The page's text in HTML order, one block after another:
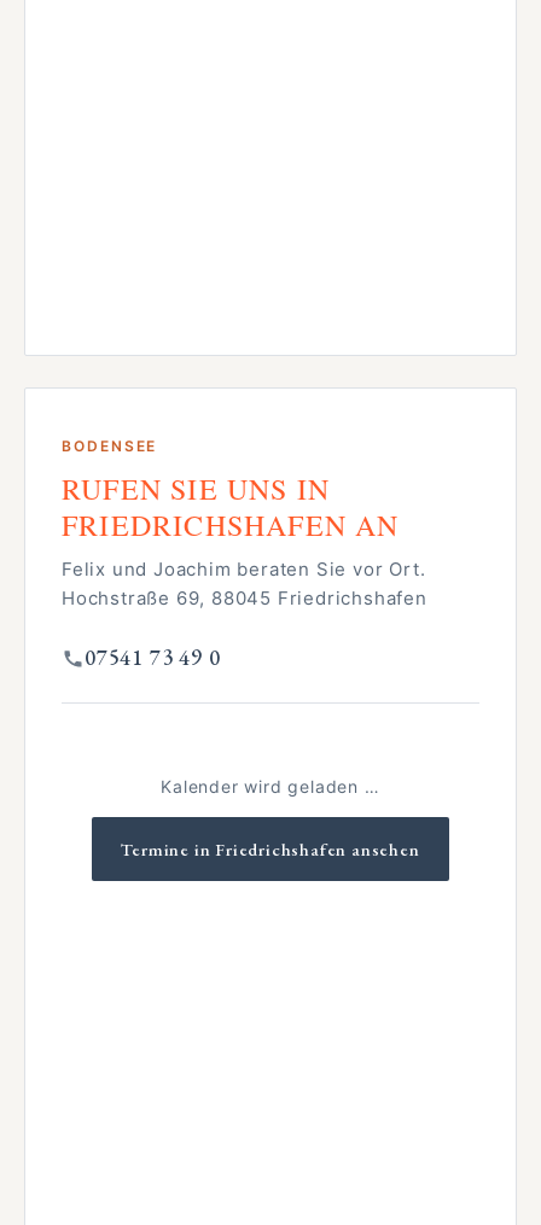
BODENSEE
RUFEN SIE UNS IN
FRIEDRICHSHAFEN AN
Felix und Joachim beraten Sie vor Ort.
Hochstraße 69, 88045 Friedrichshafen
07541 73 49 0
Kalender wird geladen …
Termine in Friedrichshafen ansehen